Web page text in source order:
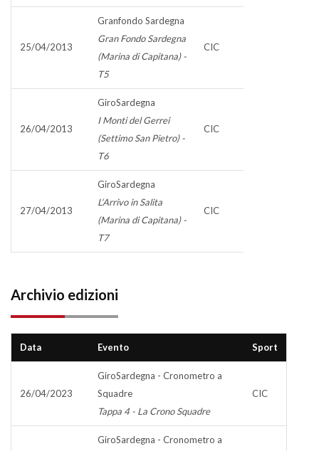
25/04/2013
Granfondo Sardegna
Gran Fondo Sardegna
(Marina di Capitana) -
T5
CIC
26/04/2013
GiroSardegna
I Monti del Gerrei
(Settimo San Pietro) -
T6
CIC
27/04/2013
GiroSardegna
L‘Arrivo in Salita
(Marina di Capitana) -
T7
CIC
Archivio edizioni
Data Evento Sport
26/04/2023
GiroSardegna - Cronometro a
Squadre
Tappa 4 - La Crono Squadre
CIC
GiroSardegna - Cronometro a